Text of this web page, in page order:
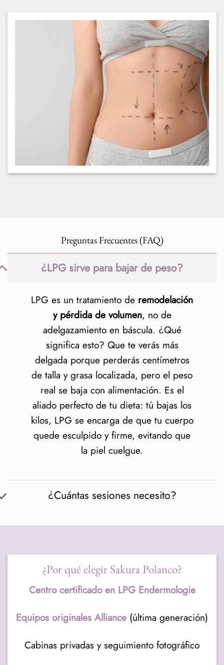
Preguntas Frecuentes (FAQ)
¿LPG sirve para bajar de peso?
LPG es un tratamiento de remodelación
y pérdida de volumen, no de
adelgazamiento en báscula. ¿Qué
significa esto? Que te verás más
delgada porque perderás centímetros
de talla y grasa localizada, pero el peso
real se baja con alimentación. Es el
aliado perfecto de tu dieta: tú bajas los
kilos, LPG se encarga de que tu cuerpo
quede esculpido y firme, evitando que
la piel cuelgue.
¿Cuántas sesiones necesito?
¿Por qué elegir Sakura Polanco?
Centro certificado en LPG Endermologie
Equipos originales Alliance (última generación)
Cabinas privadas y seguimiento fotográfico